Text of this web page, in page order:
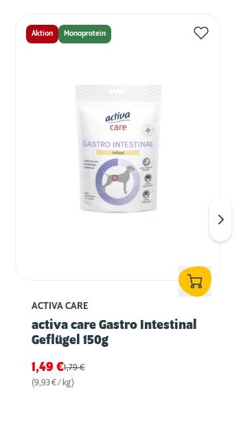
Aktion Monoprotein
ACTIVA CARE
activa care Gastro Intestinal
Geflügel 150g
1,49€1,79€
(9,93 € / kg)